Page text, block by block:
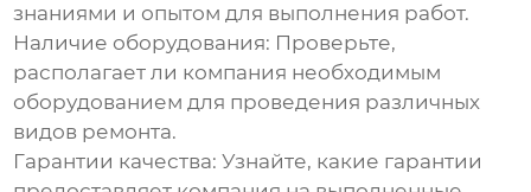
знаниями и опытом для выполнения работ.
Наличие оборудования: Проверьте,
располагает ли компания необходимым
оборудованием для проведения различных
видов ремонта.
Гарантии качества: Узнайте, какие гарантии